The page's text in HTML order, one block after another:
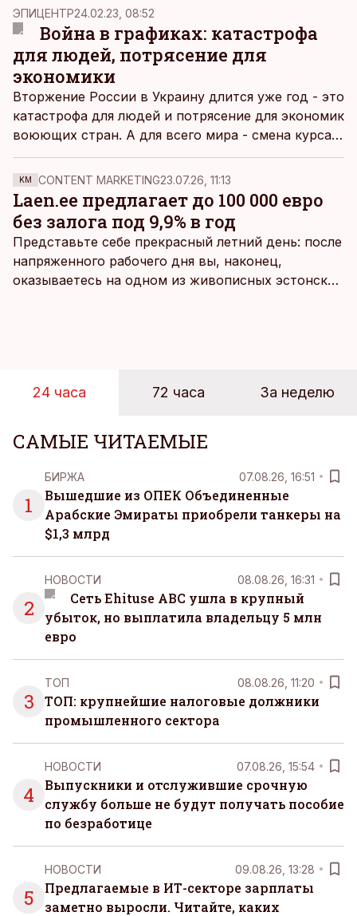
вторжения никто не думал о бизнесе вообще, в
последующие месяцы все беспокоились о
сохранности активов, а с середины апреля бизнес
начал приспосабливаться к жизни в новых
условиях.
ЭПИЦЕНТР24.02.23, 08:52
Война в графиках: катастрофа
для людей, потрясение для
экономики
Вторжение России в Украину длится уже год - это
катастрофа для людей и потрясение для экономик
воюющих стран. А для всего мира - смена курса
от демилитаризации к наращиванию военных
расходов.
KM CONTENT MARKETING23.07.26, 11:13
Laen.ee предлагает до 100 000 евро
без залога под 9,9% в год
Представьте себе прекрасный летний день: после
напряженного рабочего дня вы, наконец,
оказываетесь на одном из живописных эстонских
24 часа 72 часа За неделю
САМЫЕ ЧИТАЕМЫЕ
1
БИРЖА 07.08.26, 16:51
Вышедшие из ОПЕК Объединенные
Арабские Эмираты приобрели танкеры на
$1,3 млрд
2
НОВОСТИ 08.08.26, 16:31
Сеть Ehituse ABC ушла в крупный
убыток, но выплатила владельцу 5 млн
евро
3
ТОП 08.08.26, 11:20
ТОП: крупнейшие налоговые должники
промышленного сектора
4
НОВОСТИ 07.08.26, 15:54
Выпускники и отслужившие срочную
службу больше не будут получать пособие
по безработице
5
НОВОСТИ 09.08.26, 13:28
Предлагаемые в ИТ-секторе зарплаты
заметно выросли. Читайте, каких